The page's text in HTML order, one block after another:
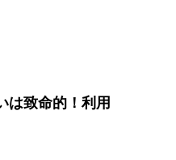
致命的！利用